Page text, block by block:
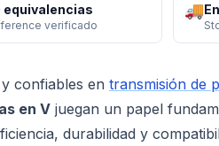
verificado
🚚
confiables en transmisión de
en V juegan un papel
durabilidad y